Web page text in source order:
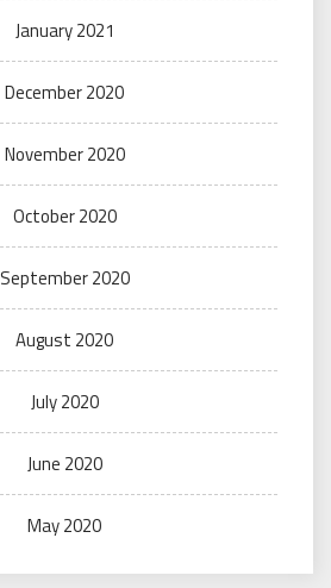
January 2021
December 2020
November 2020
October 2020
September 2020
August 2020
July 2020
June 2020
May 2020